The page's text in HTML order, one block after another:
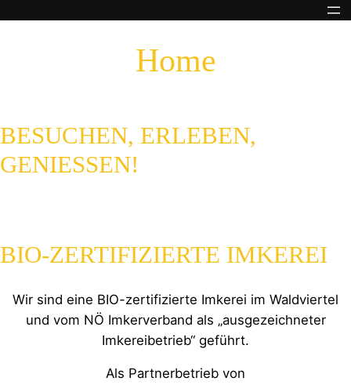
Home
BESUCHEN, ERLEBEN,
GENIESSEN!
BIO-ZERTIFIZIERTE IMKEREI
Wir sind eine BIO-zertifizierte Imkerei im Waldviertel
und vom NÖ Imkerverband als „ausgezeichneter
Imkereibetrieb“ geführt.
Als Partnerbetrieb von